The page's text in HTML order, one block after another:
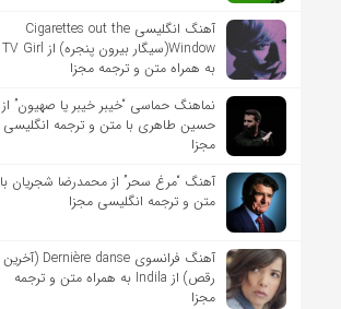
آهنگ انگلیسی Cigarettes out the
Window(سیگار بیرون پنجره) از TV Girl
به همراه متن و ترجمه مجزا
نماهنگ حماسی “خیبر خیبر یا صهیون” از
حسین طاهری با متن و ترجمه انگلیسی
مجزا
آهنگ “مرغ سحر” از محمدرضا شجریان با
متن و ترجمه انگلیسی مجزا
آهنگ فرانسوی Dernière danse (آخرین
رقص) از Indila به همراه متن و ترجمه
مجزا